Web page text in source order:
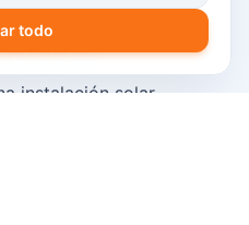
inversión
instalación solar
todo